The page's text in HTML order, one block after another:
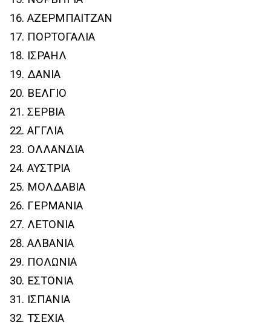
ΑΖΕΡΜΠΑΙΤΖΑΝ
ΠΟΡΤΟΓΑΛΙΑ
ΙΣΡΑΗΛ
ΔΑΝΙΑ
ΒΕΛΓΙΟ
ΣΕΡΒΙΑ
ΑΓΓΛΙΑ
ΟΛΛΑΝΔΙΑ
ΑΥΣΤΡΙΑ
ΜΟΛΔΑΒΙΑ
ΓΕΡΜΑΝΙΑ
ΛΕΤΟΝΙΑ
ΑΛΒΑΝΙΑ
ΠΟΛΩΝΙΑ
ΕΣΤΟΝΙΑ
ΙΣΠΑΝΙΑ
ΤΣΕΧΙΑ